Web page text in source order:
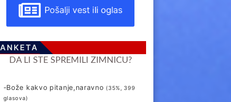
Pošalji vest ili oglas
ANKETA
DA LI STE SPREMILI ZIMNICU?
-Bože kakvo pitanje,naravno (35%, 399
glasova)